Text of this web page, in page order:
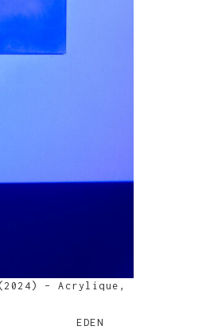
– Acrylique,
EDEN